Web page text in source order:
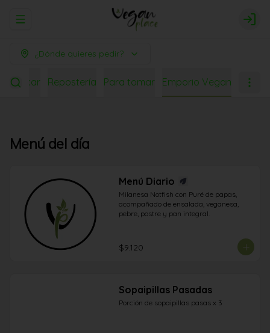
Abrir menu de navegación Login
¿Dónde quieres pedir?
picar Repostería Para tomar Emporio Vegan
Menú del día
Menú Diario
Milanesa Notfish con Puré de papas,
acompañado de ensalada, veganesa,
pebre, postre y pan integral.
$9.120
Sopaipillas Pasadas
Porción de sopaipillas pasas x 3